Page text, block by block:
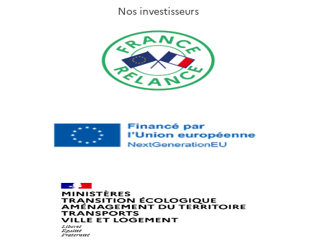
Nos investisseurs